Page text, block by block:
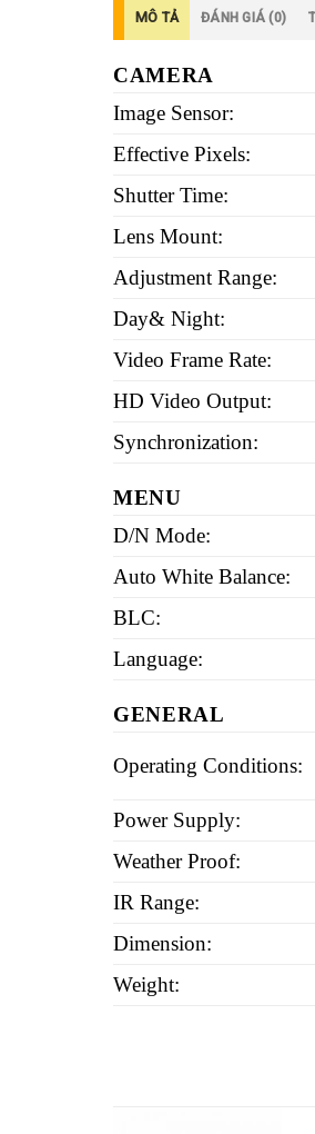
MÔ TẢ ĐÁNH GIÁ (0)
CAMERA
Image Sensor:
Effective Pixels:
Shutter Time:
Lens Mount:
Adjustment Range:
Day& Night:
Video Frame Rate:
HD Video Output:
Synchronization:
MENU
D/N Mode:
Auto White Balance:
BLC:
Language:
GENERAL
Operating Conditions:
Power Supply:
Weather Proof:
IR Range:
Dimension:
Weight: